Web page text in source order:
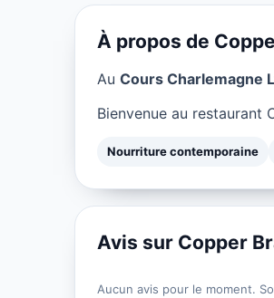
À propos de
Au Cours Charlemagne
Bienvenue au restaurant
Nourriture contemporaine
Avis sur Copper
Aucun avis pour le moment.